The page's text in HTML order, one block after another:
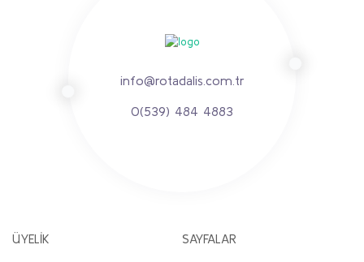
info@rotadalis.com.tr
0(539) 484 4883
ÜYELİK SAYFALAR